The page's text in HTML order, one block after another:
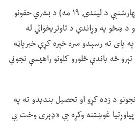
دغه بنسټ نن (چهارشنبې د لیندۍ ۱۹ مه) د بشري حقونو
ښځو په وړاندې د تاوتریخوالي له
کمپاین په پای ته رسېدو سره خپره کړې خبرپاڼه
څه باندې څلورو کلونو راهیسې نجونې
د زده کړو او تحصیل بندېدو ته په
غوښتنه وکړه چې «ډېری وخت یې